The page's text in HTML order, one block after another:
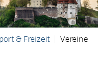
& Freizeit Vereine